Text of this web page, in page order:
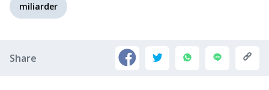
miliarder
Share